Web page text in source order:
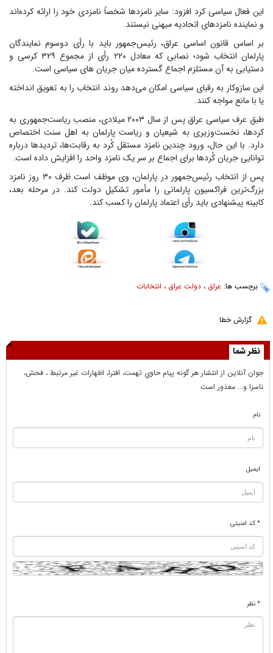
این فعال سیاسی کرد افزود: سایر نامزدها شخصاً نامزدی خود را ارائه کرده‌اند
و نماینده نامزدهای اتحادیه میهنی نیستند.
بر اساس قانون اساسی عراق، رئیس‌جمهور باید با رأی دوسوم نمایندگان
پارلمان انتخاب شود؛ نصابی که معادل ۲۲۰ رأی از مجموع ۳۲۹ کرسی و
دستیابی به آن مستلزم اجماع گسترده میان جریان های سیاسی است.
این سازوکار به رقبای سیاسی امکان می‌دهد روند انتخاب را به تعویق انداخته
یا با مانع مواجه کنند.
طبق عرف سیاسی عراق پس از سال ۲۰۰۳ میلادی، منصب ریاست‌جمهوری به
کردها، نخست‌وزیری به شیعیان و ریاست پارلمان به اهل سنت اختصاص
دارد. با این حال، ورود چندین نامزد مستقل کُرد به رقابت‌ها، تردیدها درباره
توانایی جریان کُردها برای اجماع بر سر یک نامزد واحد را افزایش داده است.
پس از انتخاب رئیس‌جمهور در پارلمان، وی موظف است ظرف ۳۰ روز نامزد
بزرگ‌ترین فراکسیون پارلمانی را مأمور تشکیل دولت کند. در مرحله بعد،
کابینه پیشنهادی باید رأی اعتماد پارلمان را کسب کند.
برچسب ها: عراق ، دولت عراق ، انتخابات
گزارش خطا
نظر شما
جوان آنلاين از انتشار هر گونه پيام حاوي تهمت، افترا، اظهارات غير مرتبط ، فحش،
ناسزا و... معذور است
نام
ایمیل
* کد امنیتی
* نظر